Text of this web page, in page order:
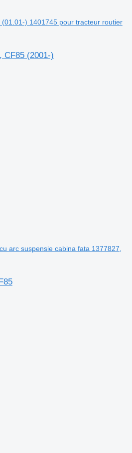
) 1401745 pour tracteur routier
CF85 (2001-)
arc suspensie cabina fata 1377827,